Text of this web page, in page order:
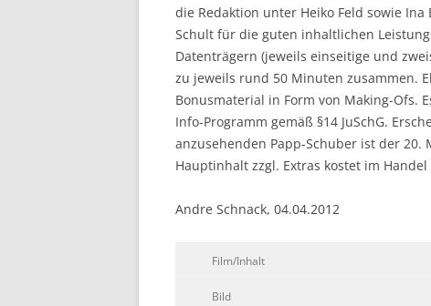
die Redaktion unter Heiko Feld sowie
Schult für die guten inhaltlichen
Datenträgern (jeweils einseitige und
zu jeweils rund 50 Minuten zusammen.
Bonusmaterial in Form von Making-Ofs.
Info-Programm gemäß §14 JuSchG.
anzusehenden Papp-Schuber ist der
Hauptinhalt zzgl. Extras kostet im
Andre Schnack, 04.04.2012
Film/Inhalt
Bild